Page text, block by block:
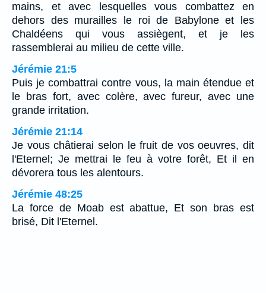
mains, et avec lesquelles vous combattez en
dehors des murailles le roi de Babylone et les
Chaldéens qui vous assiègent, et je les
rassemblerai au milieu de cette ville.
Jérémie 21:5
Puis je combattrai contre vous, la main étendue et
le bras fort, avec colère, avec fureur, avec une
grande irritation.
Jérémie 21:14
Je vous châtierai selon le fruit de vos oeuvres, dit
l'Eternel; Je mettrai le feu à votre forêt, Et il en
dévorera tous les alentours.
Jérémie 48:25
La force de Moab est abattue, Et son bras est
brisé, Dit l'Eternel.